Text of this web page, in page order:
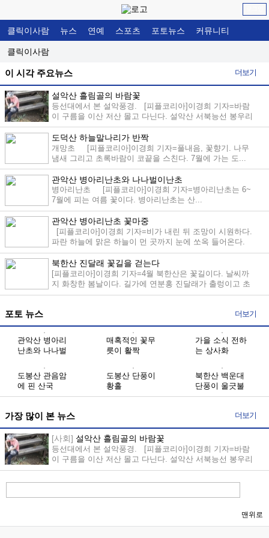
클릭이사람 뉴스 연예 스포츠 포토뉴스 커뮤니티
클릭이사람
이 시각 주요뉴스 더보기
설악산 흘림골의 바람꽃
등선대에서 본 설악풍경. [피플코리아]이경희 기자=바람
이 구름을 이산 저산 몰고 다닌다. 설악산 서북능선 봉우리
가 ...
도덕산 하늘말나리가 반짝
개망초 [피플코리아]이경희 기자=풀내음, 꽃향기. 나무
냄새 그리고 초록바람이 코끝을 스친다. 7월에 가는 도...
관악산 병아리난초와 나나벌이난초
병아리난초 [피플코리아]이경희 기자=병아리난초는 6~
7월에 피는 여름 꽃이다. 병아리난초는 산...
관악산 병아리난초 꽃마중
[피플코리아]이경희 기자=비가 내린 뒤 조망이 시원하다.
파란 하늘에 맑은 하늘이 먼 곳까지 눈에 쏘옥 들어온다.
사...
북한산 진달래 꽃길을 걷는다
[피플코리아]이경희 기자=4월 북한산은 꽃길이다. 날씨까
지 화창한 봄날이다. 길가에 연분홍 진달래가 출렁이고 초
록잎이 쑥쑥...
포토 뉴스 더보기
관악산 병아리
난초와 나나벌
매혹적인 꽃무
릇이 활짝
가을 소식 전하
는 상사화
도봉산 관음암
에 핀 산국
도봉산 단풍이
황홀
북한산 백운대
단풍이 울긋불
긋
가장 많이 본 뉴스 더보기
[사회] 설악산 흘림골의 바람꽃
등선대에서 본 설악풍경. [피플코리아]이경희 기자=바람
이 구름을 이산 저산 몰고 다닌다. 설악산 서북능선 봉우리
가 ...
맨위로